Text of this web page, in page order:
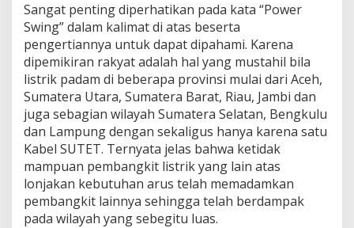
Sangat penting diperhatikan pada kata “Power
Swing” dalam kalimat di atas beserta
pengertiannya untuk dapat dipahami. Karena
dipemikiran rakyat adalah hal yang mustahil bila
listrik padam di beberapa provinsi mulai dari Aceh,
Sumatera Utara, Sumatera Barat, Riau, Jambi dan
juga sebagian wilayah Sumatera Selatan, Bengkulu
dan Lampung dengan sekaligus hanya karena satu
Kabel SUTET. Ternyata jelas bahwa ketidak
mampuan pembangkit listrik yang lain atas
lonjakan kebutuhan arus telah memadamkan
pembangkit lainnya sehingga telah berdampak
pada wilayah yang sebegitu luas.